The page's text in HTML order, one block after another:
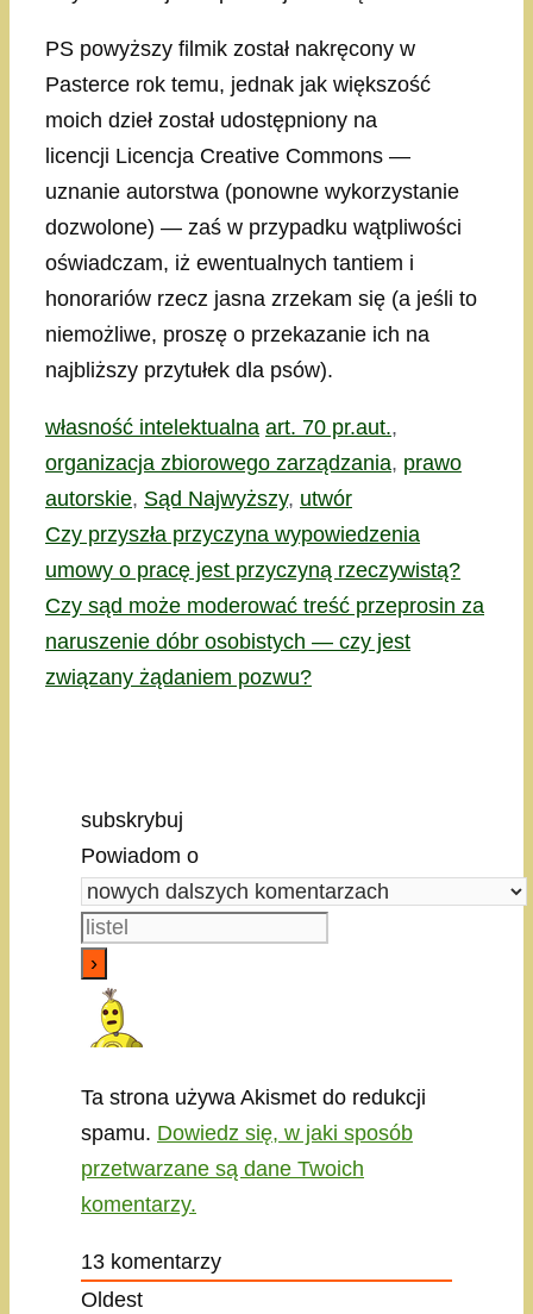
PS powyższy filmik został nakręcony w
Pasterce rok temu, jednak jak większość
moich dzieł został udostępniony na
licencji Licencja Creative Commons —
uznanie autorstwa (ponowne wykorzystanie
dozwolone) — zaś w przypadku wątpliwości
oświadczam, iż ewentualnych tantiem i
honorariów rzecz jasna zrzekam się (a jeśli to
niemożliwe, proszę o przekazanie ich na
najbliższy przytułek dla psów).
Kategorie
własność intelektualna Tagi
art. 70 pr.aut.,
organizacja zbiorowego zarządzania, prawo
autorskie, Sąd Najwyższy, utwór
Czy przyszła przyczyna wypowiedzenia
umowy o pracę jest przyczyną rzeczywistą?
Czy sąd może moderować treść przeprosin za
naruszenie dóbr osobistych — czy jest
związany żądaniem pozwu?
subskrybuj
Powiadom o
Ta strona używa Akismet do redukcji
spamu. Dowiedz się, w jaki sposób
przetwarzane są dane Twoich
komentarzy.
13 komentarzy
Oldest